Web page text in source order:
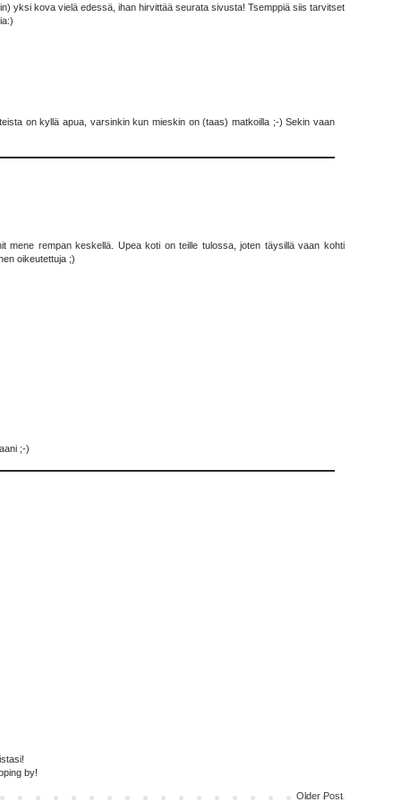
yksi kova vielä edessä, ihan hirvittää seurata sivusta! Tsemppiä siis tarvitset
on kyllä apua, varsinkin kun mieskin on (taas) matkoilla ;-) Sekin vaan
mene rempan keskellä. Upea koti on teille tulossa, joten täysillä vaan kohti
oikeutettuja ;)
;-)
by!
Older Post